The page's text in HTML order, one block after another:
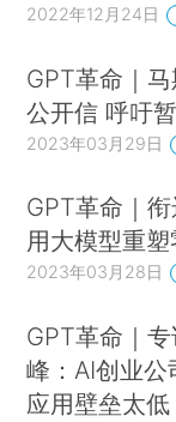
2022年12月24日
GPT革命｜
公开信 呼吁
2023年03月29日
GPT革命｜衔
用大模型重
2023年03月28日
GPT革命｜
峰：AI创业公
应用壁垒太低